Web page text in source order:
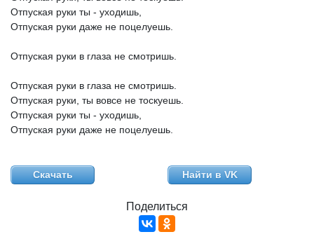
Отпуская руки ты - уходишь,
Отпуская руки даже не поцелуешь.
Отпуская руки в глаза не смотришь.
Отпуская руки в глаза не смотришь.
Отпуская руки, ты вовсе не тоскуешь.
Отпуская руки ты - уходишь,
Отпуская руки даже не поцелуешь.
Скачать Найти в VK
Поделиться